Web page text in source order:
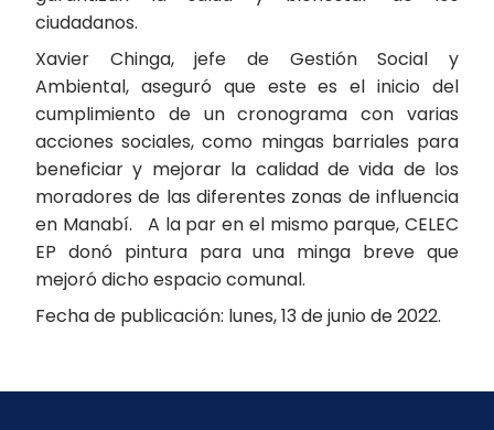
ciudadanos.
Xavier Chinga, jefe de Gestión Social y
Ambiental, aseguró que este es el inicio del
cumplimiento de un cronograma con varias
acciones sociales, como mingas barriales para
beneficiar y mejorar la calidad de vida de los
moradores de las diferentes zonas de influencia
en Manabí. A la par en el mismo parque, CELEC
EP donó pintura para una minga breve que
mejoró dicho espacio comunal.
Fecha de publicación: lunes, 13 de junio de 2022.